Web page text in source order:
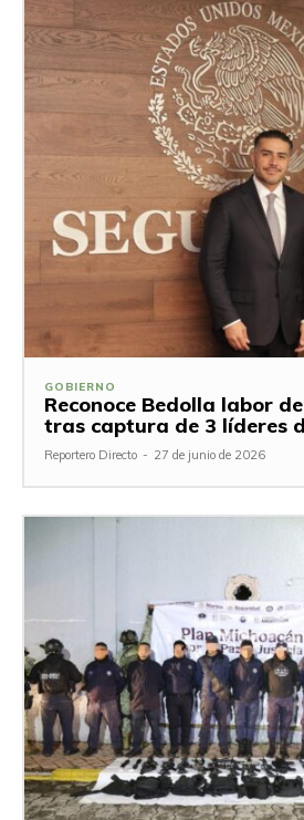
GOBIERNO
Reconoce Bedolla labor
tras captura de 3 líderes
Reportero Directo - 27 de junio de 2026